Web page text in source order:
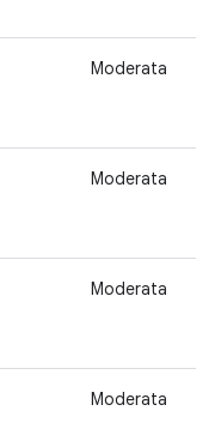
Moderata
Moderata
Moderata
Moderata